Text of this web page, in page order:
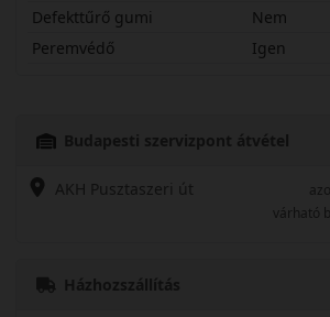
Defekttűrő gumi
Nem
Peremvédő
Igen
Budapesti szervizpont átvétel
AKH Pusztaszeri út
várható
Házhozszállítás